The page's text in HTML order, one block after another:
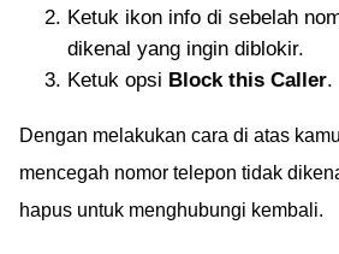
Ketuk ikon info di sebelah
dikenal yang ingin diblokir.
Ketuk opsi Block this Caller.
Dengan melakukan cara di atas
mencegah nomor telepon tidak
hapus untuk menghubungi kembali.